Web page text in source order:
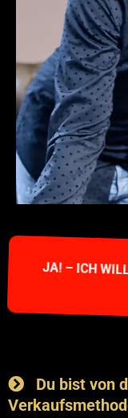
JA! – ICH
Du bist von